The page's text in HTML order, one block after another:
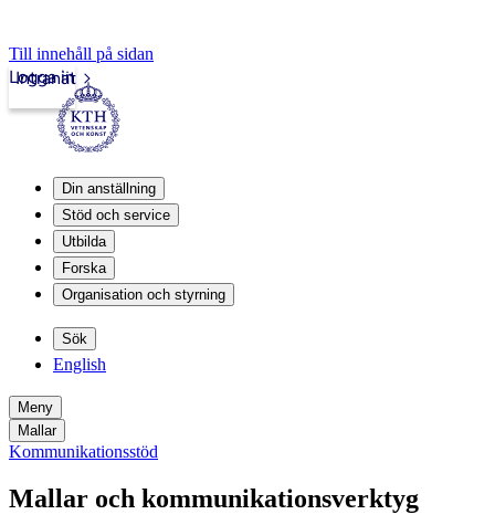
Till innehåll på sidan
Intranät
Logga in
Din anställning
Stöd och service
Utbilda
Forska
Organisation och styrning
Sök
English
Meny
Mallar
Kommunikationsstöd
Mallar och kommunikationsverktyg